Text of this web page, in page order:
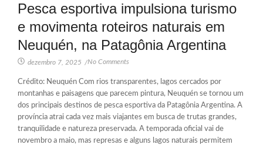
Pesca esportiva impulsiona turismo
e movimenta roteiros naturais em
Neuquén, na Patagônia Argentina
dezembro 7, 2025 /No Comments
Crédito: Neuquén Com rios transparentes, lagos cercados por
montanhas e paisagens que parecem pintura, Neuquén se tornou um
dos principais destinos de pesca esportiva da Patagônia Argentina. A
província atrai cada vez mais viajantes em busca de trutas grandes,
tranquilidade e natureza preservada. A temporada oficial vai de
novembro a maio, mas represas e alguns lagos naturais permitem